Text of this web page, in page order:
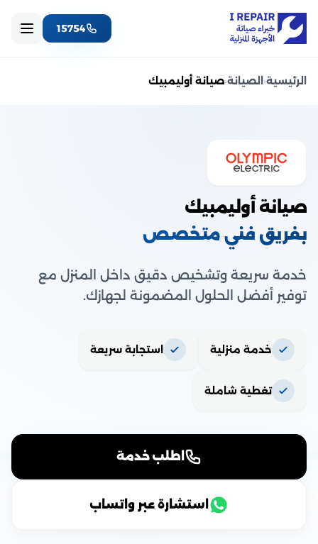
15754
الرئيسية‹ الصيانة‹صيانة أوليمبيك
صيانة أوليمبيك
بفريق فني متخصص
خدمة سريعة وتشخيص دقيق داخل المنزل مع
توفير أفضل الحلول المضمونة لجهازك.
خدمة منزلية استجابة سريعة
تغطية شاملة
اطلب خدمة
استشارة عبر واتساب